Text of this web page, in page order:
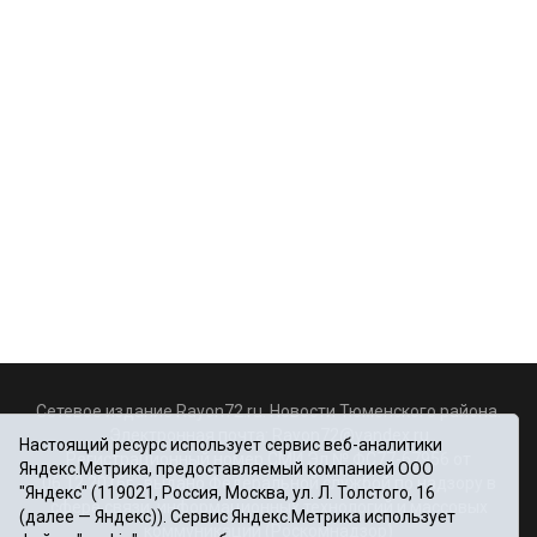
Сетевое издание Rayon72.ru. Новости Тюменского района.
Rayon72@yandex.ru
Регистрационный номер СМИ Эл № ФС77-67956 от
06.12.2016г., выдано Федеральной службой по надзору в
сфере связи, информационных технологий и массовых
коммуникаций (Роскомнадзор)
Настоящий ресурс использует сервис веб-аналитики
Яндекс.Метрика, предоставляемый компанией ООО
"Яндекс" (119021, Россия, Москва, ул. Л. Толстого, 16
(далее — Яндекс)). Сервис Яндекс.Метрика использует